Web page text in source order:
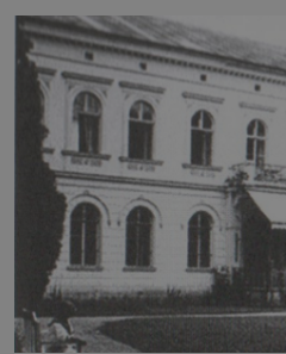
jednoduchost, měkkost a
miminka měl působit
Předškolní věk je